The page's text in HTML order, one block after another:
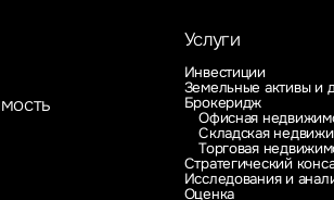
Услуги
Инвестиции
Земельные активы и
Брокеридж
Офисная
Складская
Торговая
Стратегический
Исследования и
Оценка